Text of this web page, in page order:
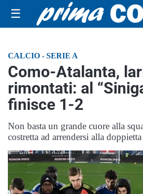
☰
CALCIO - SERIE A
Como-Atalanta,
rimontati: al
finisce 1-2
Non basta un grande cuore alla
costretta ad arrendersi alla